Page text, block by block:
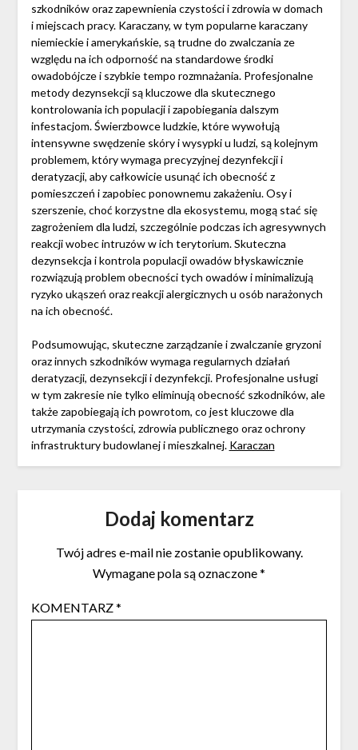
szkodników oraz zapewnienia czystości i zdrowia w domach
i miejscach pracy. Karaczany, w tym popularne karaczany
niemieckie i amerykańskie, są trudne do zwalczania ze
względu na ich odporność na standardowe środki
owadobójcze i szybkie tempo rozmnażania. Profesjonalne
metody dezynsekcji są kluczowe dla skutecznego
kontrolowania ich populacji i zapobiegania dalszym
infestacjom. Świerzbowce ludzkie, które wywołują
intensywne swędzenie skóry i wysypki u ludzi, są kolejnym
problemem, który wymaga precyzyjnej dezynfekcji i
deratyzacji, aby całkowicie usunąć ich obecność z
pomieszczeń i zapobiec ponownemu zakażeniu. Osy i
szerszenie, choć korzystne dla ekosystemu, mogą stać się
zagrożeniem dla ludzi, szczególnie podczas ich agresywnych
reakcji wobec intruzów w ich terytorium. Skuteczna
dezynsekcja i kontrola populacji owadów błyskawicznie
rozwiązują problem obecności tych owadów i minimalizują
ryzyko ukąszeń oraz reakcji alergicznych u osób narażonych
na ich obecność.
Podsumowując, skuteczne zarządzanie i zwalczanie gryzoni
oraz innych szkodników wymaga regularnych działań
deratyzacji, dezynsekcji i dezynfekcji. Profesjonalne usługi
w tym zakresie nie tylko eliminują obecność szkodników, ale
także zapobiegają ich powrotom, co jest kluczowe dla
utrzymania czystości, zdrowia publicznego oraz ochrony
infrastruktury budowlanej i mieszkalnej. Karaczan
Dodaj komentarz
Twój adres e-mail nie zostanie opublikowany.
Wymagane pola są oznaczone*
KOMENTARZ*